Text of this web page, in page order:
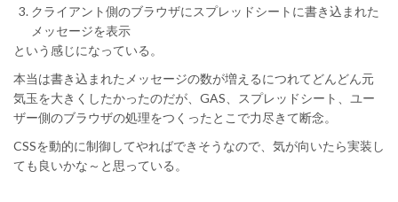
クライアント側のブラウザにスプレッドシートに書き込まれた
メッセージを表示
という感じになっている。
本当は書き込まれたメッセージの数が増えるにつれてどんどん元
気玉を大きくしたかったのだが、GAS、スプレッドシート、ユー
ザー側のブラウザの処理をつくったとこで力尽きて断念。
CSSを動的に制御してやればできそうなので、気が向いたら実装し
ても良いかな～と思っている。